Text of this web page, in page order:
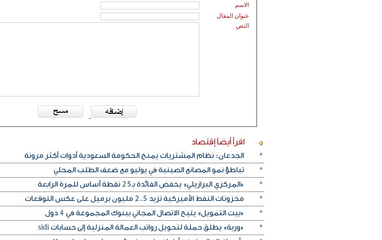
الاسم
عنوان المقال
النص
اقرأ أيضاًإقتصاد
الجدعان: نظام المشتريات يمنح الحكومة السعودية أدوات أكثر مرونة
تباطؤ نمو المصانع الصينية في يوليو مع ضعف الطلب المحلي
«المركزي البرازيلي» يخفض الفائدة بـ25 نقطة أساس للمرة الرابعة
مخزونات النفط الأميركية تزيد 2.5 مليون برميل على عكس التوقعات
«بيت التمويل» يتيح الاتصال المجاني ببنوك المجموعة في 4 دول
«وربة» يطلق حملة لتحويل رواتب العمالة المنزلية إلى حسابات sidi